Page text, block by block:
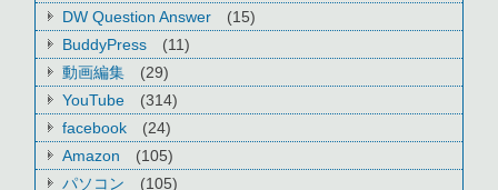
DW Question Answer
(15)
BuddyPress
(11)
動画編集
(29)
YouTube
(314)
facebook
(24)
Amazon
(105)
パソコン
(105)